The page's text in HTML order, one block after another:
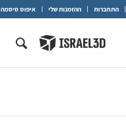
התחברות ההזמנות שלי איפוס סיסמה